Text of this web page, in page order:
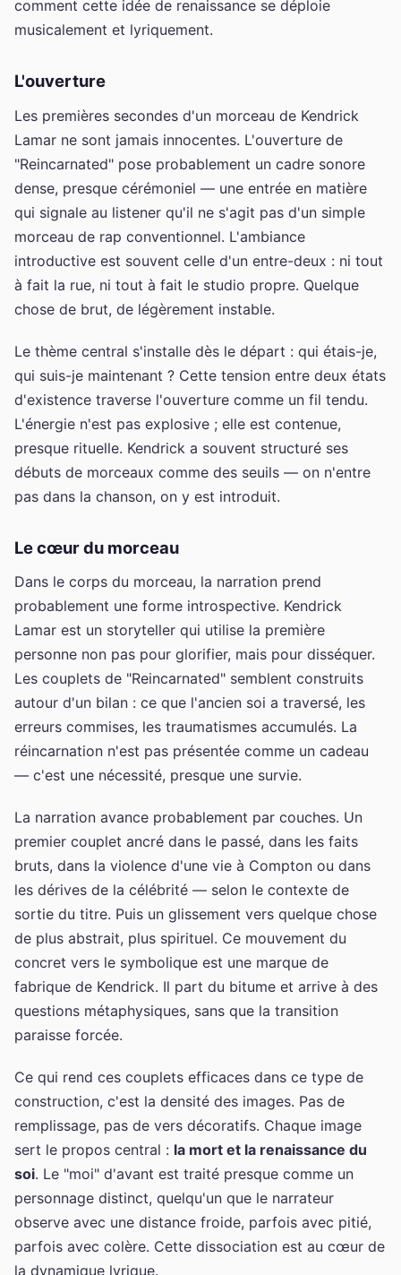
comment cette idée de renaissance se déploie
musicalement et lyriquement.
L'ouverture
Les premières secondes d'un morceau de Kendrick
Lamar ne sont jamais innocentes. L'ouverture de
"Reincarnated" pose probablement un cadre sonore
dense, presque cérémoniel — une entrée en matière
qui signale au listener qu'il ne s'agit pas d'un simple
morceau de rap conventionnel. L'ambiance
introductive est souvent celle d'un entre-deux : ni tout
à fait la rue, ni tout à fait le studio propre. Quelque
chose de brut, de légèrement instable.
Le thème central s'installe dès le départ : qui étais-je,
qui suis-je maintenant ? Cette tension entre deux états
d'existence traverse l'ouverture comme un fil tendu.
L'énergie n'est pas explosive ; elle est contenue,
presque rituelle. Kendrick a souvent structuré ses
débuts de morceaux comme des seuils — on n'entre
pas dans la chanson, on y est introduit.
Le cœur du morceau
Dans le corps du morceau, la narration prend
probablement une forme introspective. Kendrick
Lamar est un storyteller qui utilise la première
personne non pas pour glorifier, mais pour disséquer.
Les couplets de "Reincarnated" semblent construits
autour d'un bilan : ce que l'ancien soi a traversé, les
erreurs commises, les traumatismes accumulés. La
réincarnation n'est pas présentée comme un cadeau
— c'est une nécessité, presque une survie.
La narration avance probablement par couches. Un
premier couplet ancré dans le passé, dans les faits
bruts, dans la violence d'une vie à Compton ou dans
les dérives de la célébrité — selon le contexte de
sortie du titre. Puis un glissement vers quelque chose
de plus abstrait, plus spirituel. Ce mouvement du
concret vers le symbolique est une marque de
fabrique de Kendrick. Il part du bitume et arrive à des
questions métaphysiques, sans que la transition
paraisse forcée.
Ce qui rend ces couplets efficaces dans ce type de
construction, c'est la densité des images. Pas de
remplissage, pas de vers décoratifs. Chaque image
sert le propos central : la mort et la renaissance du
soi. Le "moi" d'avant est traité presque comme un
personnage distinct, quelqu'un que le narrateur
observe avec une distance froide, parfois avec pitié,
parfois avec colère. Cette dissociation est au cœur de
la dynamique lyrique.